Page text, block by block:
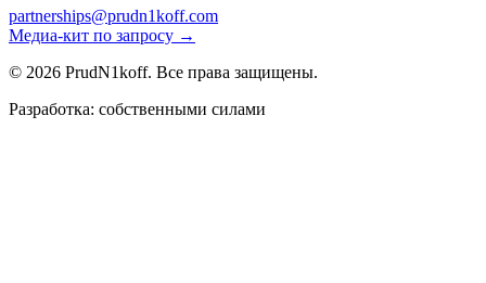
partnerships@prudn1koff.com
Медиа-кит по запросу →
© 2026 PrudN1koff. Все права защищены.
Разработка: собственными силами